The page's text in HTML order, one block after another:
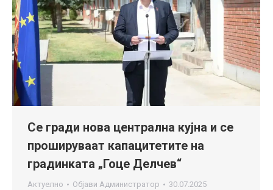
Се гради нова централна кујна и се
прошируваат капацитетите на
градинката „Гоце Делчев“
Актуелно Објави Администратор 30.07.2025